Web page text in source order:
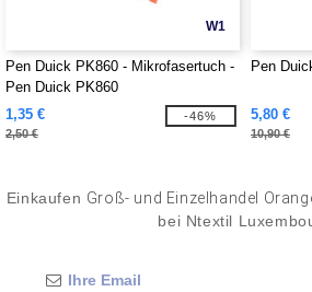
W1
Pen Duick PK860 - Mikrofasertuch -
Pen Duick PK860
1,35 €
2,50 €
-46%
Pen
5,80 €
10,90 €
Einkaufen Groß- und Einzelhandel
bei Ntextil